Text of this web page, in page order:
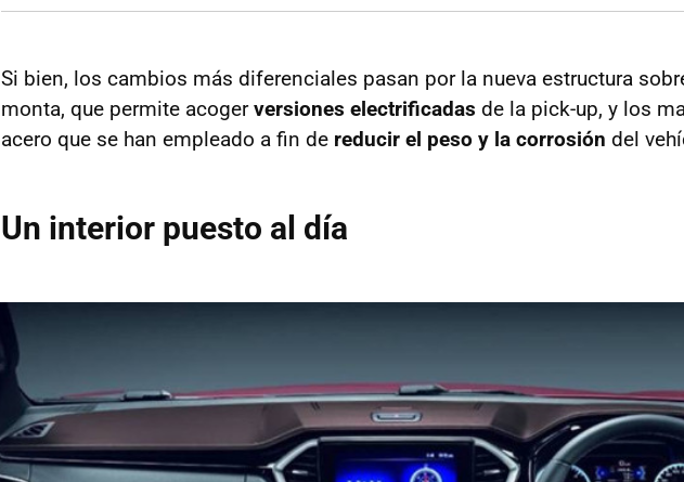
Si bien, los cambios más diferenciales pasan por la nueva estructura
monta, que permite acogerversiones electrificadas de la pick-up, y los
acero que se han empleado a fin de reducir el peso y la corrosión del
Un interior puesto al día